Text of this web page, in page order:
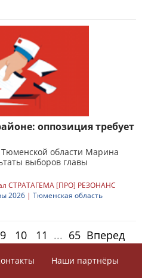
оппозиция требует
Тюменской области Марина
выборов главы
СТРАТАГЕМА [ПРО] РЕЗОНАНС
2026 | Тюменская область
9 10 11 ... 65 Вперед
Наши партнёры